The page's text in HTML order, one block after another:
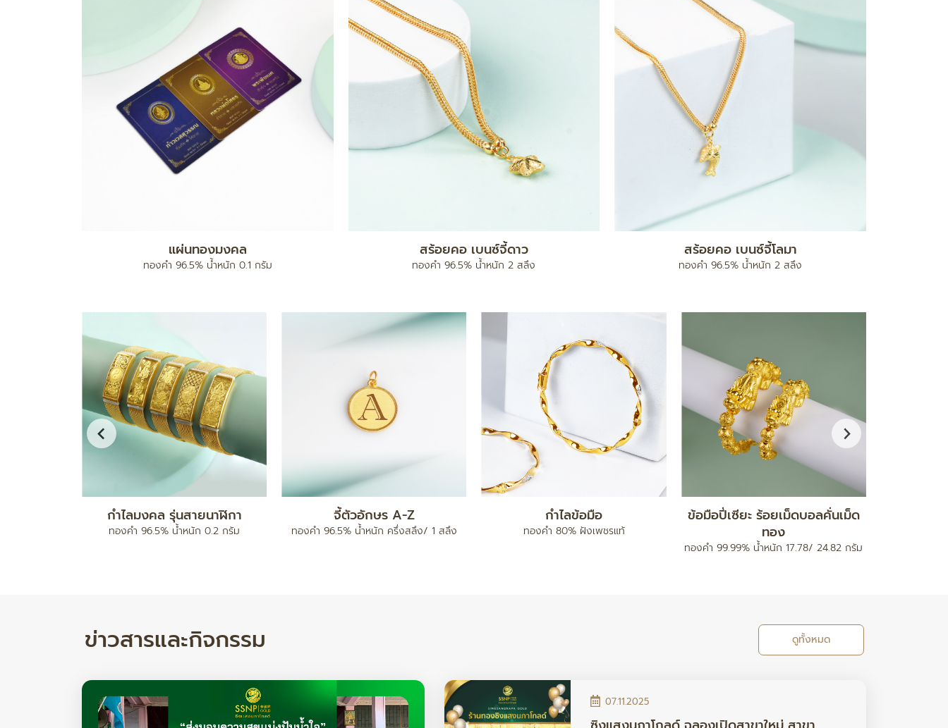
แผ่นทองมงคล
ทองคำ 96.5% น้ำหนัก 0.1 กรัม
สร้อยคอ เบนซ์จี้ดาว
ทองคำ 96.5% น้ำหนัก 2 สลึง
สร้อยคอ เบนซ์จี้โลมา
ทองคำ 96.5% น้ำหนัก 2 สลึง
สร้อยข้อมือ เบนซ์มีนาปะคำจี้หัวใจ
ทองคำ 96.5% น้ำหนัก 2 สลึง
แหวน เต่าไป๊
ทองคำ 96.5% น้ำหนัก ครึ่งสลึง / 1 สลึง /
ทองคำแท่ง 5 บาท
ทองคำ 96.5% น้ำหนัก 5 บาท
กำไลมงคล รุ่นสายนาฬิกา
ทองคำ 96.5% น้ำหนัก 0.2 กรัม
ข่าวสารและกิจกรรม ดูทั้งหมด
07.11.2025